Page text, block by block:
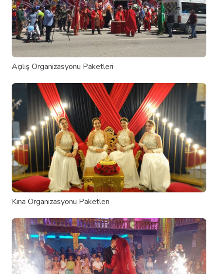
Açılış Organizasyonu Paketleri
Kına Organizasyonu Paketleri